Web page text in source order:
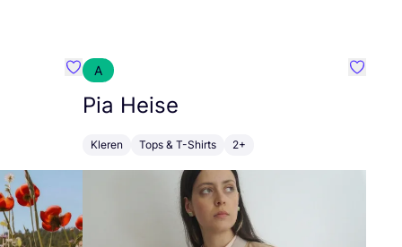
Favoriete {naam}
A
Pia Heise
Kleren Tops & T-Shirts 2+